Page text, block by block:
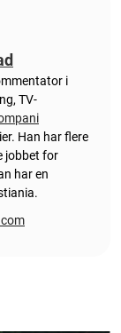
i
TV-
Han har flere
jobbet for
har en